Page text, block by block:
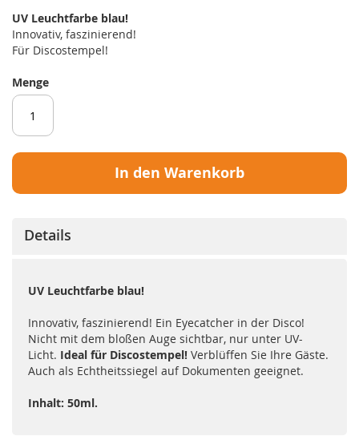
UV Leuchtfarbe blau!
Innovativ, faszinierend!
Für Discostempel!
Menge
In den Warenkorb
Details
UV Leuchtfarbe blau!
Innovativ, faszinierend! Ein Eyecatcher in der Disco!
Nicht mit dem bloßen Auge sichtbar, nur unter UV-
Licht. Ideal für Discostempel! Verblüffen Sie Ihre Gäste.
Auch als Echtheitssiegel auf Dokumenten geeignet.
Inhalt: 50ml.